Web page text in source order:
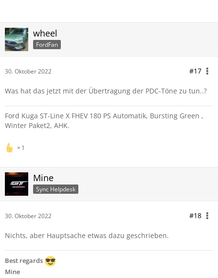
wheel
FordFan
30. Oktober 2022 #17
Was hat das jetzt mit der Übertragung der PDC-Töne zu tun..?
Ford Kuga ST-Line X FHEV 180 PS Automatik, Bursting Green ,
Winter Paket2, AHK.
1
Mine
Sync Helpdesk
30. Oktober 2022 #18
Nichts, aber Hauptsache etwas dazu geschrieben.
Best regards
Mine